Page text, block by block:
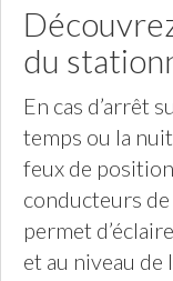
du
En cas d’arrêt
temps ou la
feux de
conducteurs de
permet
et au niveau